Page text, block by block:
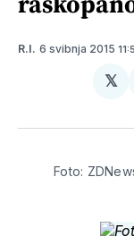
R.I. 6 svibnja 2015
𝕏
Foto: